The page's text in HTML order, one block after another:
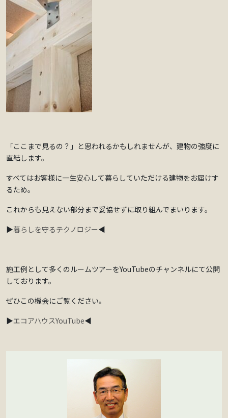
「ここまで見るの？」と思われるかもしれませんが、建物の強度に
直結します。
すべてはお客様に一生安心して暮らしていただける建物をお届けす
るため。
これからも見えない部分まで妥協せずに取り組んでまいります。
▶暮らしを守るテクノロジー◀
施工例として多くのルームツアーをYouTubeのチャンネルにて公開
しております。
ぜひこの機会にご覧ください。
▶エコアハウスYouTube◀